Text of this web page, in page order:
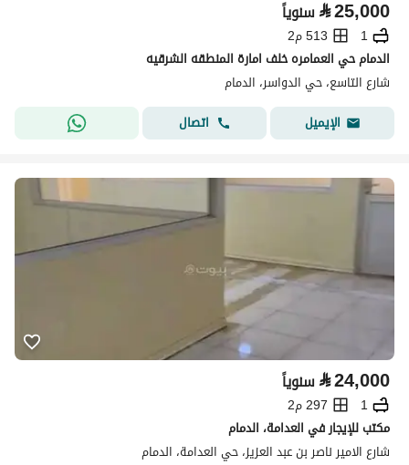
⃁25,000 سنوياً
1
513 م2
الدمام حي العمامره خلف امارة المنطقه الشرقيه
شارع التاسع، حي الدواسر، الدمام
الإيميل
اتصال
⃁24,000 سنوياً
1
297 م2
مكتب للإيجار في العدامة، الدمام
شارع الامير ناصر بن عبد العزيز، حي العدامة، الدمام